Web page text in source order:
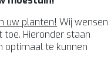
uw planten! Wij wensen
toe. Hieronder staan
optimaal te kunnen